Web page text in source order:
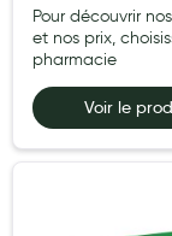
Piluliers
Matériel medical
Cannes
Prothèses
20 ampoules x
ampoules x 10ml
Pour découvrir
et nos prix,
pharmacie
Voir le
Ajouter